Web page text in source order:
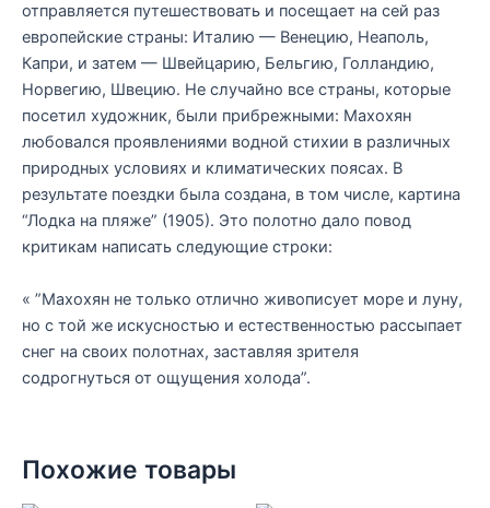
отправляется путешествовать и посещает на сей раз
европейские страны: Италию — Венецию, Неаполь,
Капри, и затем — Швейцарию, Бельгию, Голландию,
Норвегию, Швецию. Не случайно все страны, которые
посетил художник, были прибрежными: Махохян
любовался проявлениями водной стихии в различных
природных условиях и климатических поясах. В
результате поездки была создана, в том числе, картина
“Лодка на пляже” (1905). Это полотно дало повод
критикам написать следующие строки:
« ”Махохян не только отлично живописует море и луну,
но с той же искусностью и естественностью рассыпает
снег на своих полотнах, заставляя зрителя
содрогнуться от ощущения холода”.
Похожие товары